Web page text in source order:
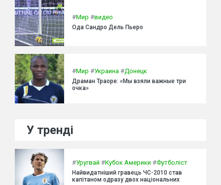
#Мир #видео
Ода Сандро Дель Пьеро
#Мир #Украина #Донецк
Драман Траоре: «Мы взяли важные три
очка»
У тренді
#Уругвай #Кубок Америки #Футболіст
Найвидатніший гравець ЧС-2010 став
капітаном одразу двох національних